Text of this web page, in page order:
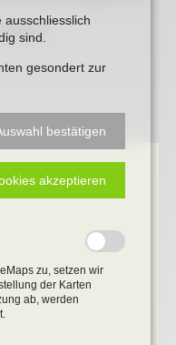
sind.
gesondert zur
bestätigen
akzeptieren
zu, setzen wir
der Karten
ab, werden